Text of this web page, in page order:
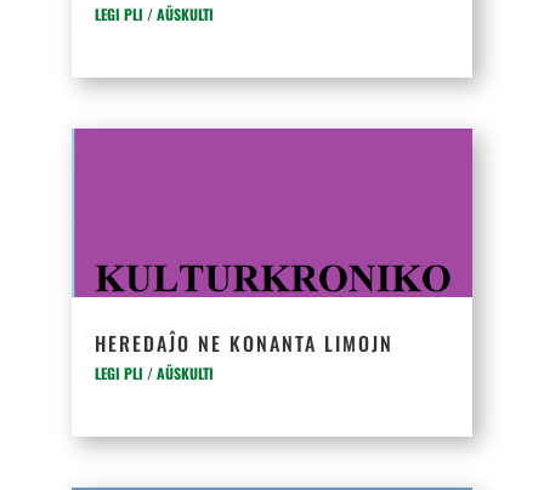
LEGI PLI / AŬSKULTI
HEREDAĴO NE KONANTA LIMOJN
LEGI PLI / AŬSKULTI